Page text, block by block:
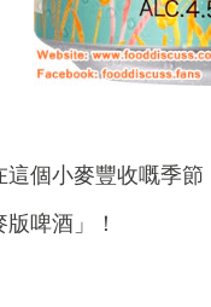
個小麥豐收嘅季
啤酒」！